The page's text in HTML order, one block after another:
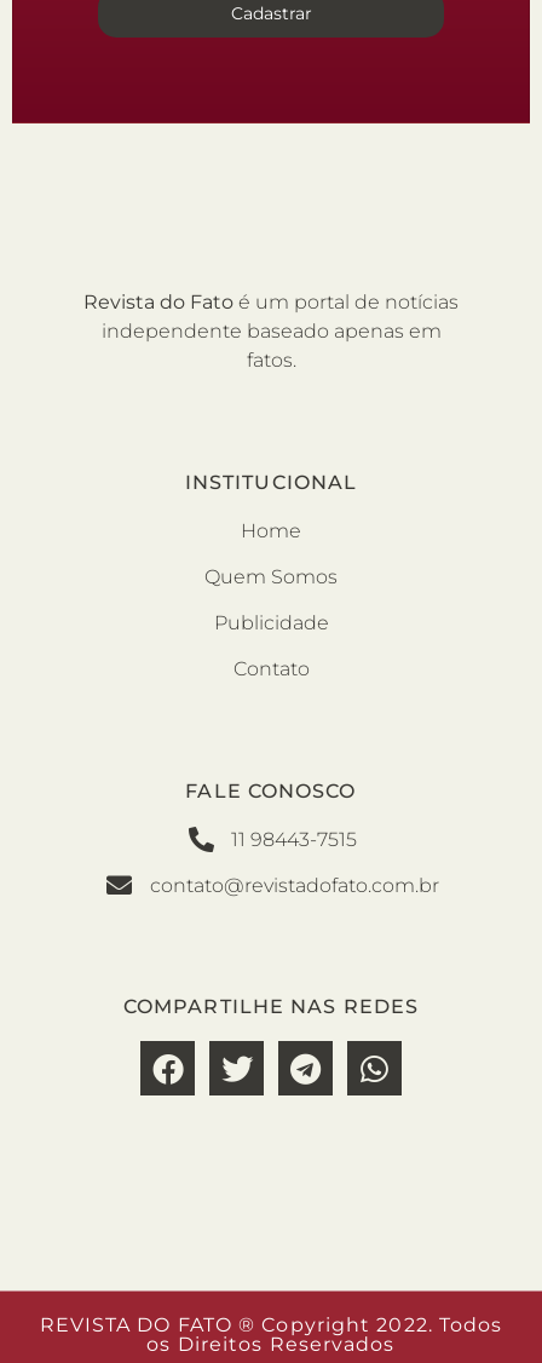
Cadastrar
Revista do Fato é um portal de notícias
independente baseado apenas em
fatos.
INSTITUCIONAL
Home
Quem Somos
Publicidade
Contato
FALE CONOSCO
11 98443-7515
contato@revistadofato.com.br
COMPARTILHE NAS REDES
REVISTA DO FATO ® Copyright 2022. Todos
os Direitos Reservados